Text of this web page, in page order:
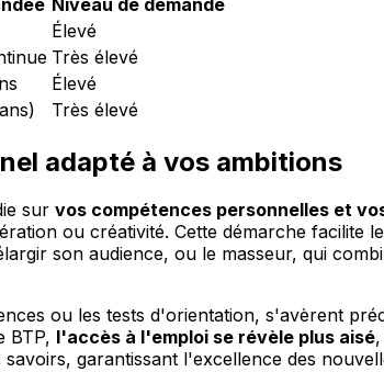
Élevé
Très élevé
Élevé
Très élevé
adapté à vos ambitions
sur vos compétences personnelles et
ou créativité. Cette démarche facilite
son audience, ou le masseur, qui
ou les tests d'orientation, s'avèrent
BTP, l'accès à l'emploi se révèle plus aisé
garantissant l'excellence des